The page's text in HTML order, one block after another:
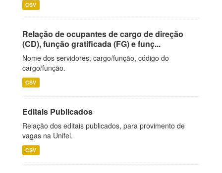
CSV
Relação de ocupantes de cargo de direção
(CD), função gratificada (FG) e funç...
Nome dos servidores, cargo/função, código do
cargo/função.
CSV
Editais Publicados
Relação dos editais publicados, para provimento de
vagas na Unifei.
CSV